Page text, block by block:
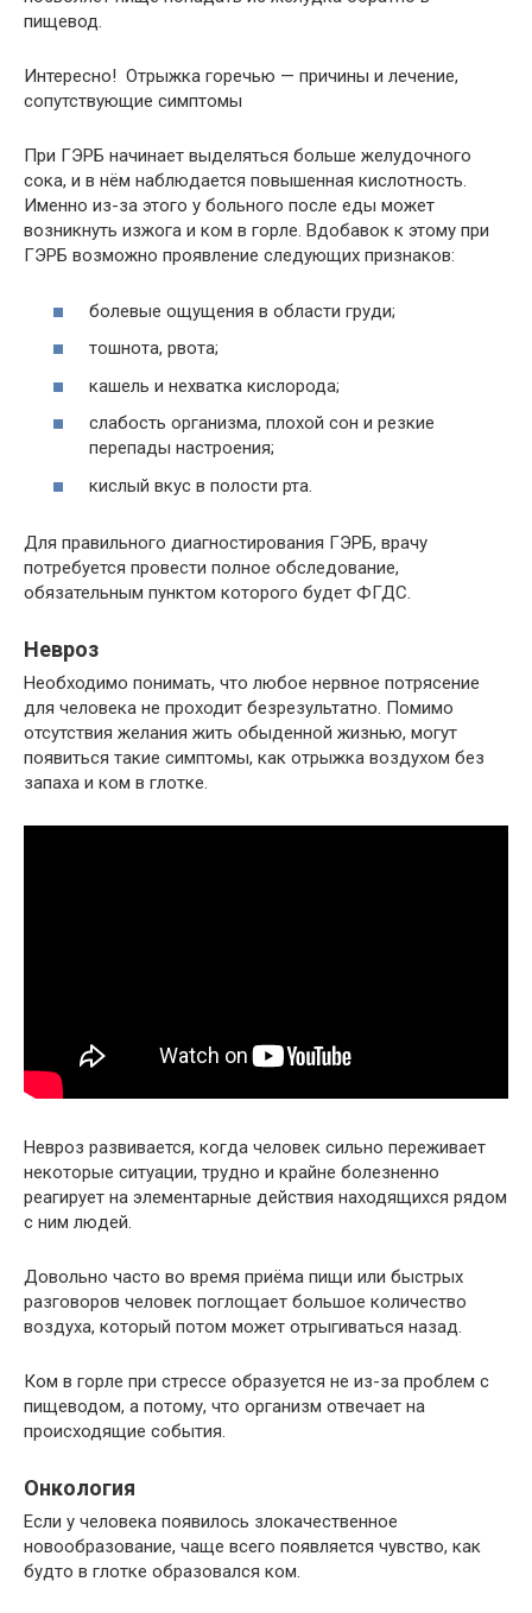
пищевод.
Интересно! Отрыжка горечью — причины и лечение,
сопутствующие симптомы
При ГЭРБ начинает выделяться больше желудочного
сока, и в нём наблюдается повышенная кислотность.
Именно из-за этого у больного после еды может
возникнуть изжога и ком в горле. Вдобавок к этому при
ГЭРБ возможно проявление следующих признаков:
болевые ощущения в области груди;
тошнота, рвота;
кашель и нехватка кислорода;
слабость организма, плохой сон и резкие
перепады настроения;
кислый вкус в полости рта.
Для правильного диагностирования ГЭРБ, врачу
потребуется провести полное обследование,
обязательным пунктом которого будет ФГДС.
Невроз
Необходимо понимать, что любое нервное потрясение
для человека не проходит безрезультатно. Помимо
отсутствия желания жить обыденной жизнью, могут
появиться такие симптомы, как отрыжка воздухом без
запаха и ком в глотке.
Невроз развивается, когда человек сильно переживает
некоторые ситуации, трудно и крайне болезненно
реагирует на элементарные действия находящихся рядом
с ним людей.
Довольно часто во время приёма пищи или быстрых
разговоров человек поглощает большое количество
воздуха, который потом может отрыгиваться назад.
Ком в горле при стрессе образуется не из-за проблем с
пищеводом, а потому, что организм отвечает на
происходящие события.
Онкология
Если у человека появилось злокачественное
новообразование, чаще всего появляется чувство, как
будто в глотке образовался ком.